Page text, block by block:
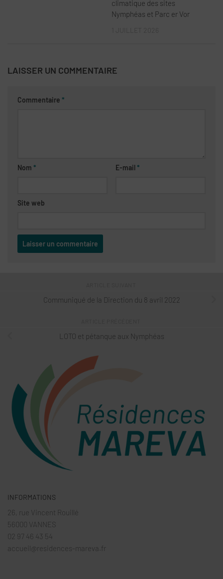
climatique des sites
Nymphéas et Parc er Vor
LAISSER UN COMMENTAIRE
Commentaire *
Nom * E-mail*
Site web
Communiqué de la Direction du 8 avril 2022
LOTO et pétanque aux Nymphéas
INFORMATIONS
26, rue Vincent Rouillé
56000 VANNES
02 97 46 43 54
accueil@residences-mareva.fr